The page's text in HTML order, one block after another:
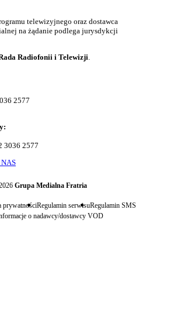
telewizyjnego oraz dostawca
na żądanie podlega jurysdykcji
Radiofonii i Telewizji
2577
3036 2577
Grupa Medialna Fratria
prywatnościRegulamin serwisuRegulamin SMS
o nadawcy/dostawcy VOD